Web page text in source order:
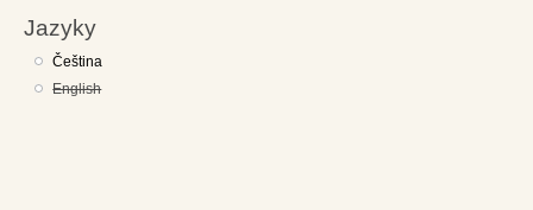
Jazyky
Čeština
English